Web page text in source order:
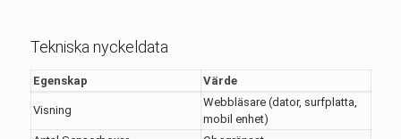
Tekniska nyckeldata
Egenskap Värde
Visning
Webbläsare (dator, surfplatta,
mobil enhet)